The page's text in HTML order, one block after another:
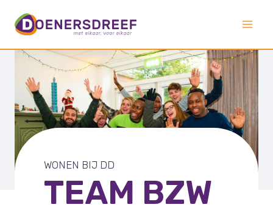
naar
WONEN BIJ DD
TEAM BZW